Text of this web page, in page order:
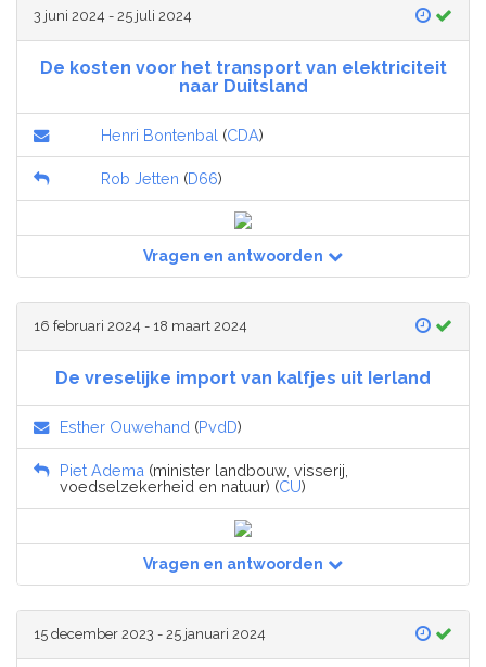
3 juni 2024 - 25 juli 2024
De kosten voor het transport van elektriciteit
naar Duitsland
Henri Bontenbal (CDA)
Rob Jetten (D66)
Vragen en antwoorden
16 februari 2024 - 18 maart 2024
De vreselijke import van kalfjes uit Ierland
Esther Ouwehand (PvdD)
Piet Adema (minister landbouw, visserij,
voedselzekerheid en natuur) (CU)
Vragen en antwoorden
15 december 2023 - 25 januari 2024